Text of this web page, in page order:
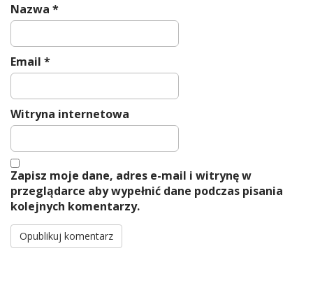
Nazwa *
Email *
Witryna internetowa
Zapisz moje dane, adres e-mail i witrynę w
przeglądarce aby wypełnić dane podczas pisania
kolejnych komentarzy.